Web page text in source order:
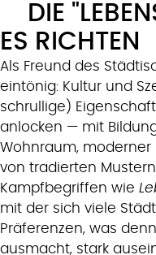
DIE
ES RICHTEN
Als Freund des
eintönig: Kultur und
schrullige)
anlocken — mit
Wohnraum,
von tradierten
Kampfbegriffen wie
mit der sich viele
Präferenzen, was
ausmacht, stark